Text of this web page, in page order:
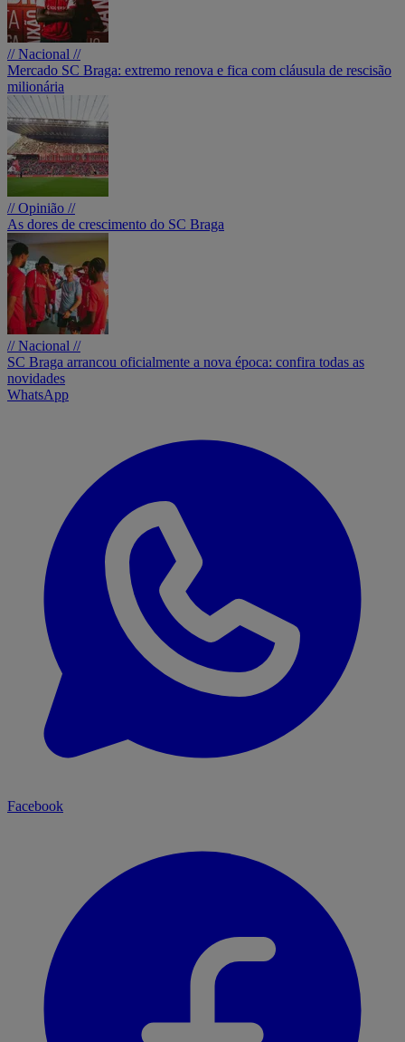
// Nacional //
Mercado SC Braga: extremo renova e fica com cláusula de rescisão
milionária
// Opinião //
As dores de crescimento do SC Braga
// Nacional //
SC Braga arrancou oficialmente a nova época: confira todas as
novidades
WhatsApp
Facebook